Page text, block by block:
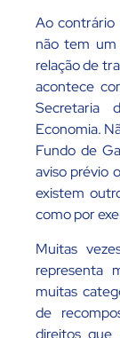
Ao contrário
não tem um
relação de
acontece
Secretaria
Economia.
Fundo de
aviso prévio
existem
como por
Muitas
representa
muitas
de
direitos que